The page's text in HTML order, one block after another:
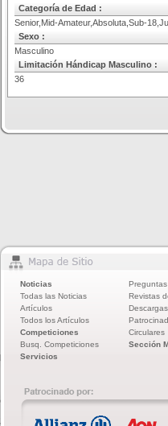
Categoría de Edad :
Senior,Mid-Amateur,Absoluta,Sub-
Sexo :
Masculino
Limitación Hándicap Masculino :
36
Noticias
Todas las Noticias
Artículos
Todos los Artículos
Competiciones
Busq. Competiciones
Servicios
Revistas
Circulares
Sección